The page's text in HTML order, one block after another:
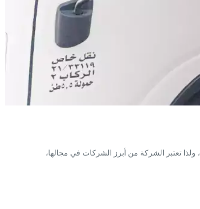
، ولذا تعتبر الشركة من أبرز الشركات في مجالها،